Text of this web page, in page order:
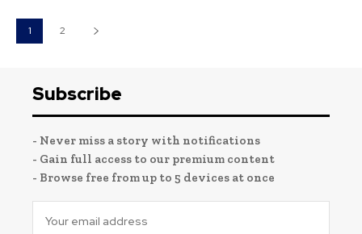
1 2
Subscribe
- Never miss a story with notifications
- Gain full access to our premium content
- Browse free from up to 5 devices at once